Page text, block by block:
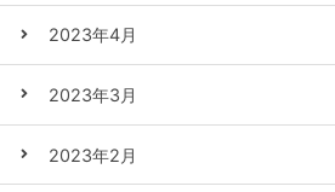
2023年4月
2023年3月
2023年2月